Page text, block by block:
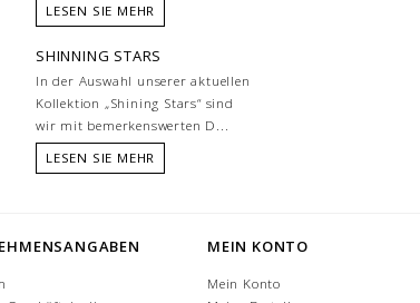
LESEN SIE MEHR
SHINNING STARS
In der Auswahl unserer aktuellen
Kollektion „Shining Stars“ sind
wir mit bemerkenswerten D...
LESEN SIE MEHR
MEIN KONTO
Mein Konto